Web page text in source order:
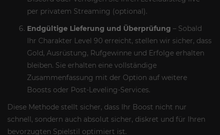
per privatem Streaming (optional).
Endgültige Lieferung und Überprüfung – Sobald
Ihr Charakter Level 90 erreicht, stellen wir sicher, dass
Gold, Ausrüstung, Rufgewinne und Erfolge erhalten
bleiben. Sie erhalten eine vollständige
Zusammenfassung mit der Option auf weitere
Boosts oder Post-Leveling-Services.
Diese Methode stellt sicher, dass Ihr Boost nicht nur
schnell, sondern auch absolut sicher, diskret und für Ihren
bevorzugten Spielstil optimiert ist.